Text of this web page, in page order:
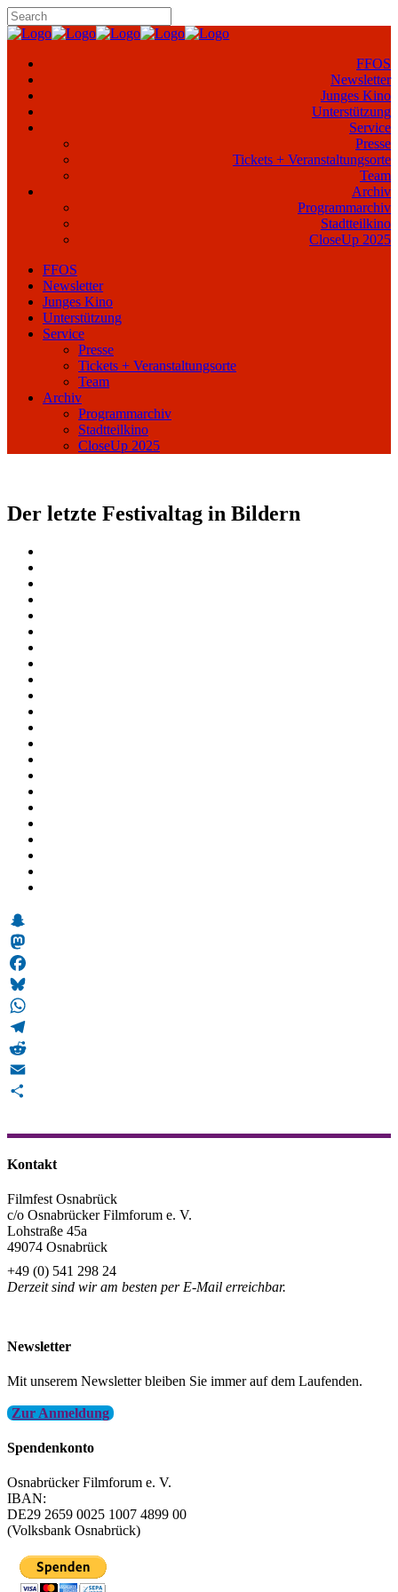
FFOS
Newsletter
Junges Kino
Unterstützung
Service
Presse
Tickets + Veranstaltungsorte
Team
Archiv
Programmarchiv
Stadtteilkino
CloseUp 2025
FFOS
Newsletter
Junges Kino
Unterstützung
Service
Presse
Tickets + Veranstaltungsorte
Team
Archiv
Programmarchiv
Stadtteilkino
CloseUp 2025
Der letzte Festivaltag in Bildern
Snapchat
Mastodon
Facebook
Bluesky
WhatsApp
Telegram
Reddit
Email
Kontakt
Filmfest Osnabrück
c/o Osnabrücker Filmforum e. V.
Lohstraße 45a
49074 Osnabrück
+49 (0) 541 298 24
Derzeit sind wir am besten per E-Mail erreichbar.
Newsletter
Mit unserem Newsletter bleiben Sie immer auf dem Laufenden.
Zur Anmeldung
Spendenkonto
Osnabrücker Filmforum e. V.
IBAN:
DE29 2659 0025 1007 4899 00
(Volksbank Osnabrück)